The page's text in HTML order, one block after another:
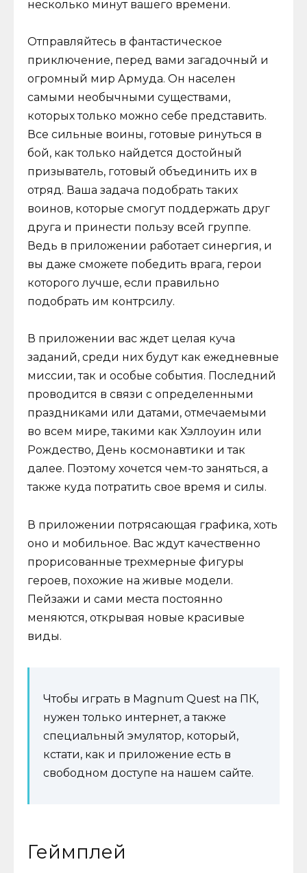
несколько минут вашего времени.
Отправляйтесь в фантастическое
приключение, перед вами загадочный и
огромный мир Армуда. Он населен
самыми необычными существами,
которых только можно себе представить.
Все сильные воины, готовые ринуться в
бой, как только найдется достойный
призыватель, готовый объединить их в
отряд. Ваша задача подобрать таких
воинов, которые смогут поддержать друг
друга и принести пользу всей группе.
Ведь в приложении работает синергия, и
вы даже сможете победить врага, герои
которого лучше, если правильно
подобрать им контрсилу.
В приложении вас ждет целая куча
заданий, среди них будут как ежедневные
миссии, так и особые события. Последний
проводится в связи с определенными
праздниками или датами, отмечаемыми
во всем мире, такими как Хэллоуин или
Рождество, День космонавтики и так
далее. Поэтому хочется чем-то заняться, а
также куда потратить свое время и силы.
В приложении потрясающая графика, хоть
оно и мобильное. Вас ждут качественно
прорисованные трехмерные фигуры
героев, похожие на живые модели.
Пейзажи и сами места постоянно
меняются, открывая новые красивые
виды.
Чтобы играть в Magnum Quest на ПК,
нужен только интернет, а также
специальный эмулятор, который,
кстати, как и приложение есть в
свободном доступе на нашем сайте.
Геймплей